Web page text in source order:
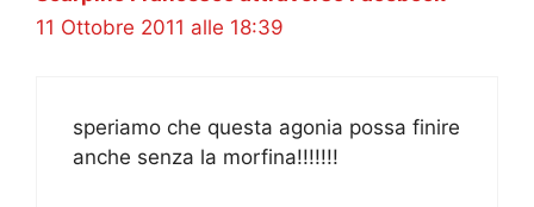
11 Ottobre 2011 alle 18:39
speriamo che questa agonia possa finire
anche senza la morfina!!!!!!!